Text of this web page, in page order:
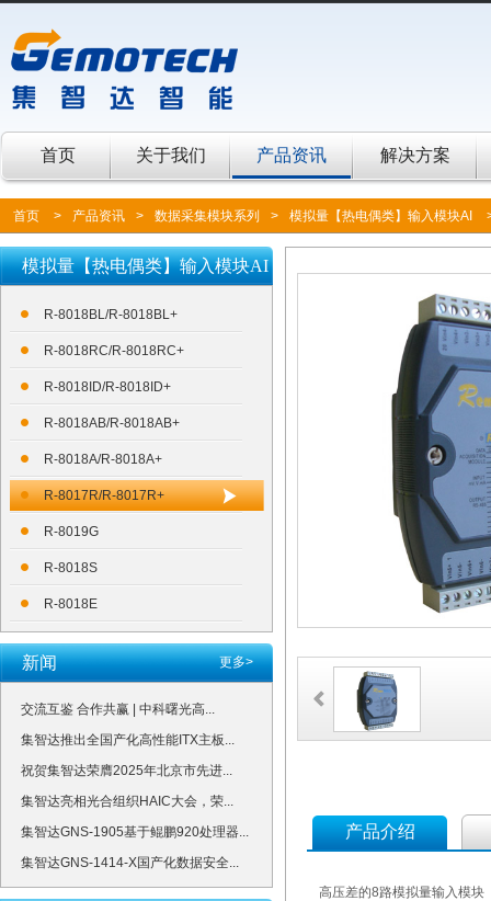
首页 关于我们 产品资讯 解决方案
首页 > 产品资讯 > 数据采集模块系列 > 模拟量【热电偶类】输入模块AI
模拟量【热电偶类】输入模块AI
R-8018BL/R-8018BL+
R-8018RC/R-8018RC+
R-8018ID/R-8018ID+
R-8018AB/R-8018AB+
R-8018A/R-8018A+
R-8017R/R-8017R+
R-8019G
R-8018S
R-8018E
更多>
新闻
交流互鉴 合作共赢 | 中科曙光高...
集智达推出全国产化高性能ITX主板...
祝贺集智达荣膺2025年北京市先进...
集智达亮相光合组织HAIC大会，荣...
集智达GNS-1905基于鲲鹏920处理器...
集智达GNS-1414-X国产化数据安全...
产品介绍
高压差的8路模拟量输入模块